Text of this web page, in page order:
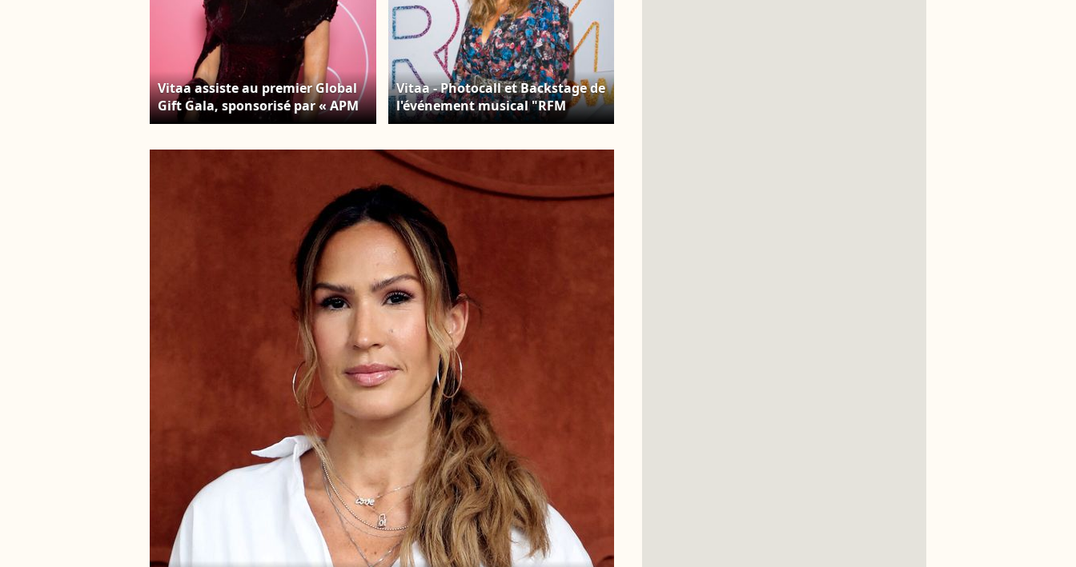
Vitaa assiste au premier Global
Gift Gala, sponsorisé par « APM
Monaco », organisé à Monaco,
Vitaa - Photocall et Backstage de
l'événement musical "RFM
Music Show" édition spéciale
radio au Palais des Sports de
Levallois-Perret et avec le retour
des lives. © Veeren Ramsamy -
Pierre Perusseau / Bestimage